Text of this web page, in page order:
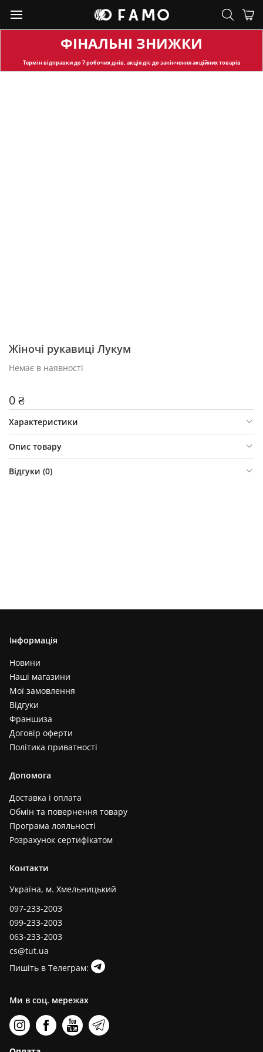
ФІНАЛЬНІ ЗНИЖКИ
Термін відправкидо 7 робочих днів, акція діє до закінчення акційних товарів
Жіночі рукавиці Лукум
Немає в наявності
0 ₴
Характеристики
Опис товару
Відгуки (0)
Інформація
Новини
Наші магазини
Мої замовлення
Відгуки
Франшиза
Договір оферти
Політика приватності
Допомога
Доставка і оплата
Обмін та повернення товару
Програма лояльності
Розрахунок сертифікатом
Контакти
Україна, м. Хмельницький
097-233-2003
099-233-2003
063-233-2003
cs@tut.ua
Пишіть в Телеграм:
Ми в соц. мережах